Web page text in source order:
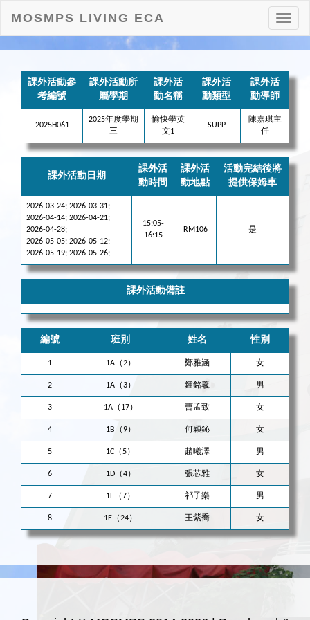
打
開
MOSMPS LIVING ECA
課外活動參
考編號
課外活動所
屬學期
課外活
動名稱
課外活
動類型
課外活
動導師
2025H061
2025年度學期
三
愉快學英
文1
SUPP
陳嘉琪主
任
課外活動日期
課外活
動時間
課外活
動地點
活動完結後將
提供保姆車
2026-03-24; 2026-03-31;
2026-04-14; 2026-04-21;
2026-04-28;
2026-05-05; 2026-05-12;
2026-05-19; 2026-05-26;
15:05-
16:15
RM106 是
課外活動備註
編號 班別 姓名 性別
1 1A（2） 鄭雅涵 女
2 1A（3） 鍾銘羲 男
3 1A（17） 曹孟致 女
4 1B（9） 何穎鈊 女
5 1C（5） 趙曦澤 男
6 1D（4） 張芯雅 女
7 1E（7） 祁子樂 男
8 1E（24） 王紫喬 女